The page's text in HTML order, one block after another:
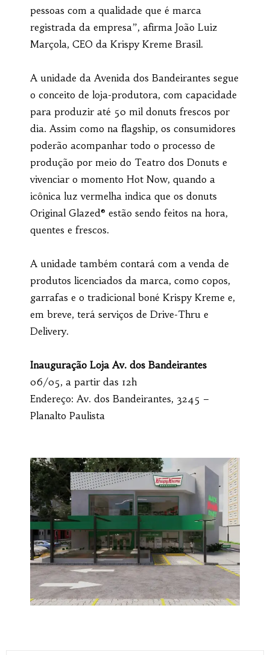
pessoas com a qualidade que é marca
registrada da empresa”, afirma João Luiz
Marçola, CEO da Krispy Kreme Brasil.
A unidade da Avenida dos Bandeirantes segue
o conceito de loja-produtora, com capacidade
para produzir até 50 mil donuts frescos por
dia. Assim como na flagship, os consumidores
poderão acompanhar todo o processo de
produção por meio do Teatro dos Donuts e
vivenciar o momento Hot Now, quando a
icônica luz vermelha indica que os donuts
Original Glazed® estão sendo feitos na hora,
quentes e frescos.
A unidade também contará com a venda de
produtos licenciados da marca, como copos,
garrafas e o tradicional boné Krispy Kreme e,
em breve, terá serviços de Drive-Thru e
Delivery.
Inauguração Loja Av. dos Bandeirantes
06/05, a partir das 12h
Endereço: Av. dos Bandeirantes, 3245 –
Planalto Paulista